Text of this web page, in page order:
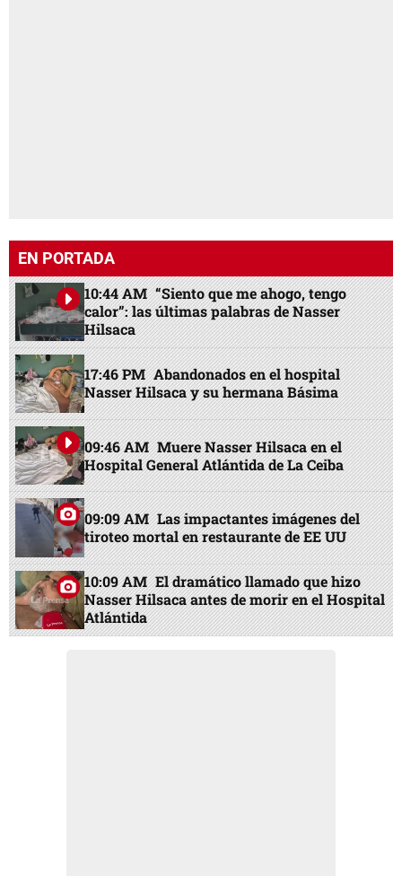
EN PORTADA
10:44 AM “Siento que me ahogo, tengo
calor”: las últimas palabras de Nasser
Hilsaca
17:46 PM Abandonados en el hospital
Nasser Hilsaca y su hermana Básima
09:46 AM Muere Nasser Hilsaca en el
Hospital General Atlántida de La Ceiba
09:09 AM Las impactantes imágenes del
tiroteo mortal en restaurante de EE UU
10:09 AM El dramático llamado que hizo
Nasser Hilsaca antes de morir en el Hospital
Atlántida